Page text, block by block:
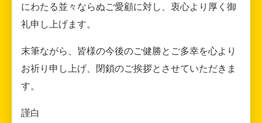
にわたる並々ならぬご愛顧に対し、衷心より厚く御
礼申し上げます。
末筆ながら、皆様の今後のご健勝とご多幸を心より
お祈り申し上げ、閉鎖のご挨拶とさせていただきま
す。
謹白